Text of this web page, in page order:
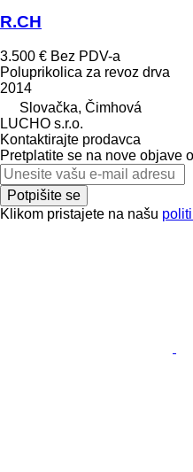
R.CH
3.500 € Bez PDV-a
Poluprikolica za revoz drva
2014
Slovačka, Čimhová
LUCHO s.r.o.
Kontaktirajte prodavca
Pretplatite se na nove objave
Potpišite se
Klikom pristajete na našu